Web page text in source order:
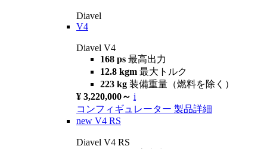
Diavel
V4
Diavel V4
168 ps 最高出力
12.8 kgm 最大トルク
223 kg 装備重量（燃料を除く）
¥ 3,220,000～ i
コンフィギュレーター 製品詳細
new V4 RS
Diavel V4 RS